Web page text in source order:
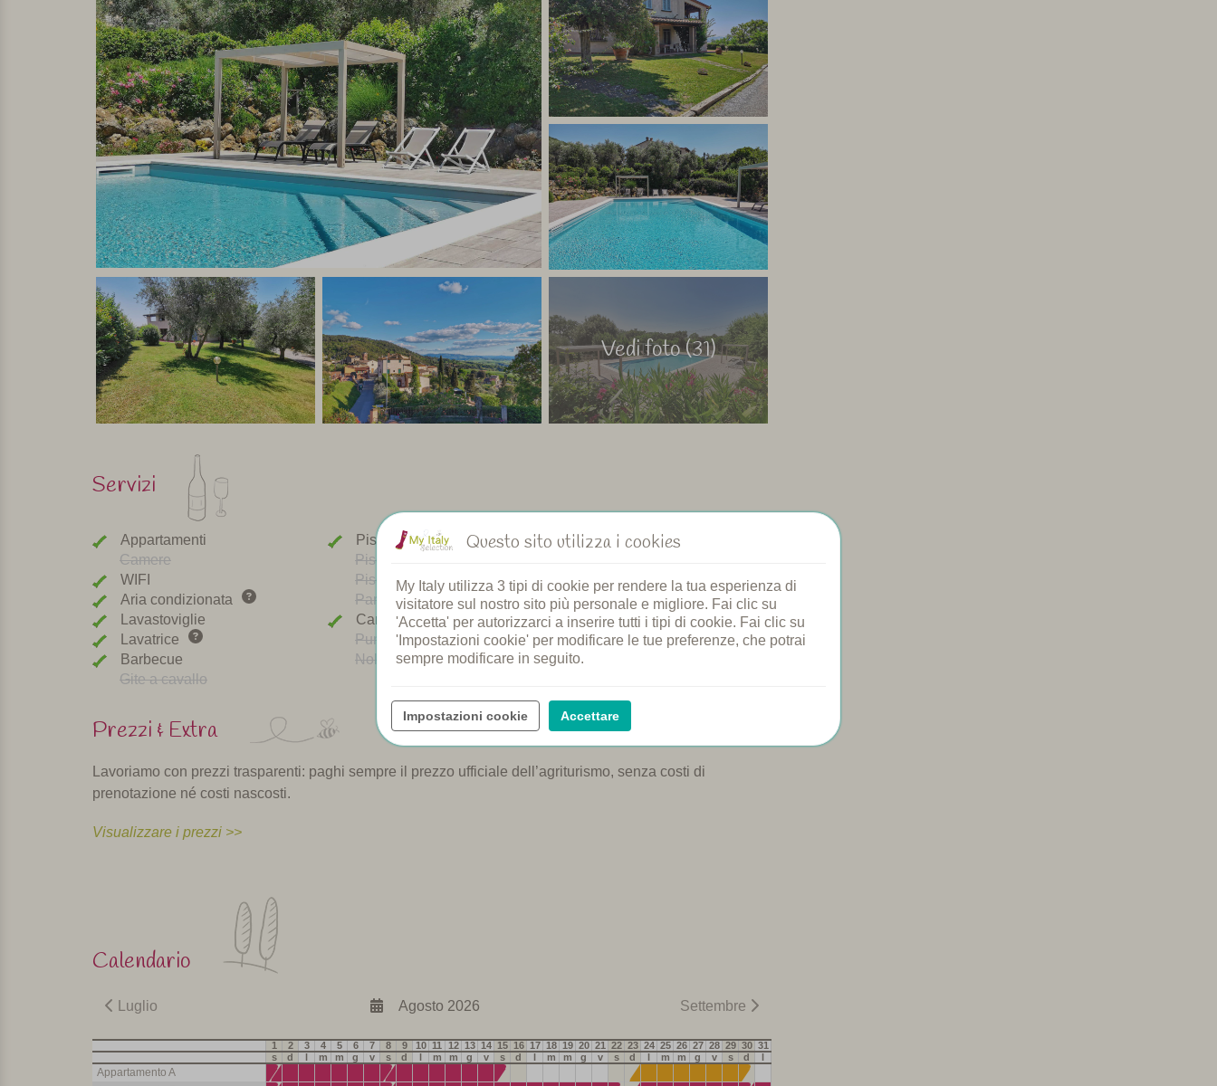
Vedi foto (31)
Servizi
Appartamenti Piscina
Ristorante
Camere
Piscina bambini
WIFI
Piscina riscaldata
Prima colazione
Aria condizionata
Parco giochi
Servizio di pane
Lavastoviglie
Cani benvenuti
Corsi di cucina
Lavatrice
Punto di ricarica per auto
Spa
Barbecue
Noleggio E-bike
Gite a cavallo
Prezzi & Extra
Lavoriamo con prezzi trasparenti: paghi sempre il prezzo ufficiale dell’agriturismo, senza costi di
prenotazione né costi nascosti.
Visualizzare i prezzi >>
Calendario
Luglio Agosto 2026 Settembre
1 2 3 4 5 6 7 8 9 10 11 12 13 14 15 16 17 18 19 20 21 22 23 24 25 26 27 28 29 30 31
s
d l m m g v s d l m m g v s d l m m g v s d l m m g v s d l
Appartamento A
Questo sito utilizza i cookies
My Italy utilizza 3 tipi di cookie per rendere la tua esperienza di
visitatore sul nostro sito più personale e migliore. Fai clic su
'Accetta' per autorizzarci a inserire tutti i tipi di cookie. Fai clic su
'Impostazioni cookie' per modificare le tue preferenze, che potrai
sempre modificare in seguito.
Impostazioni cookie Accettare